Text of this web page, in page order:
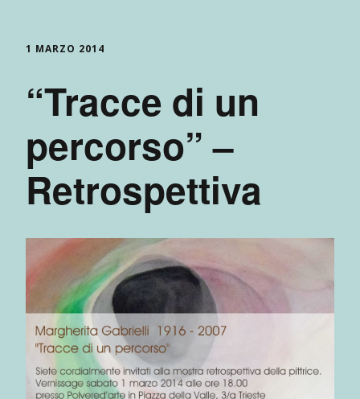
1 MARZO 2014
“Tracce di un
percorso” –
Retrospettiva